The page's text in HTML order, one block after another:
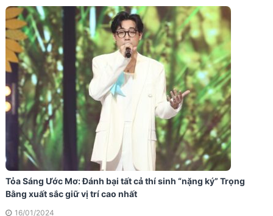
Tỏa Sáng Ước Mơ: Đánh bại tất cả thí sinh “nặng ký” Trọng
Bằng xuất sắc giữ vị trí cao nhất
16/01/2024